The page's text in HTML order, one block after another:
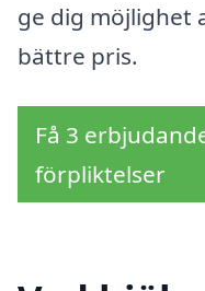
ge dig möjlighet
bättre pris.
Få 3
förpliktelser